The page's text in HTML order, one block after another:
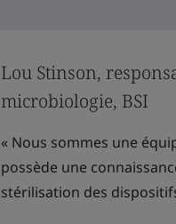
Lou Stinson,
microbiologie, BSI
« Nous sommes une
possède une
stérilisation des